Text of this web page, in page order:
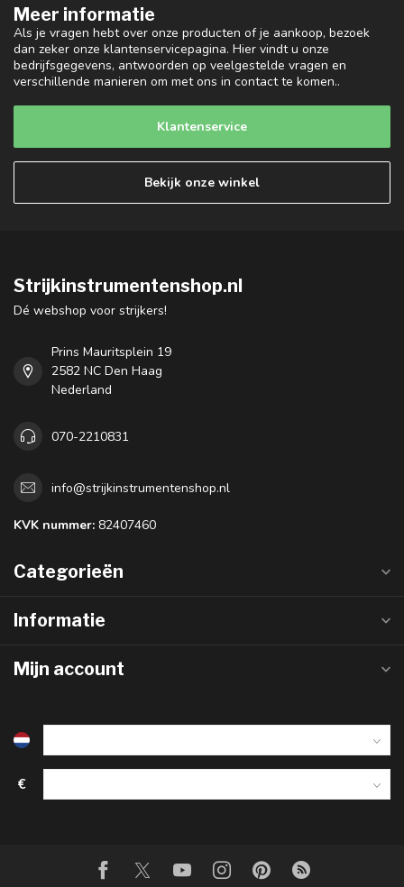
Meer informatie
Als je vragen hebt over onze producten of je aankoop, bezoek
dan zeker onze klantenservicepagina. Hier vindt u onze
bedrijfsgegevens, antwoorden op veelgestelde vragen en
verschillende manieren om met ons in contact te komen..
Klantenservice
Bekijk onze winkel
Strijkinstrumentenshop.nl
Dé webshop voor strijkers!
Prins Mauritsplein 19
2582 NC Den Haag
Nederland
070-2210831
info@strijkinstrumentenshop.nl
KVK nummer: 82407460
Categorieën
Informatie
Mijn account
€